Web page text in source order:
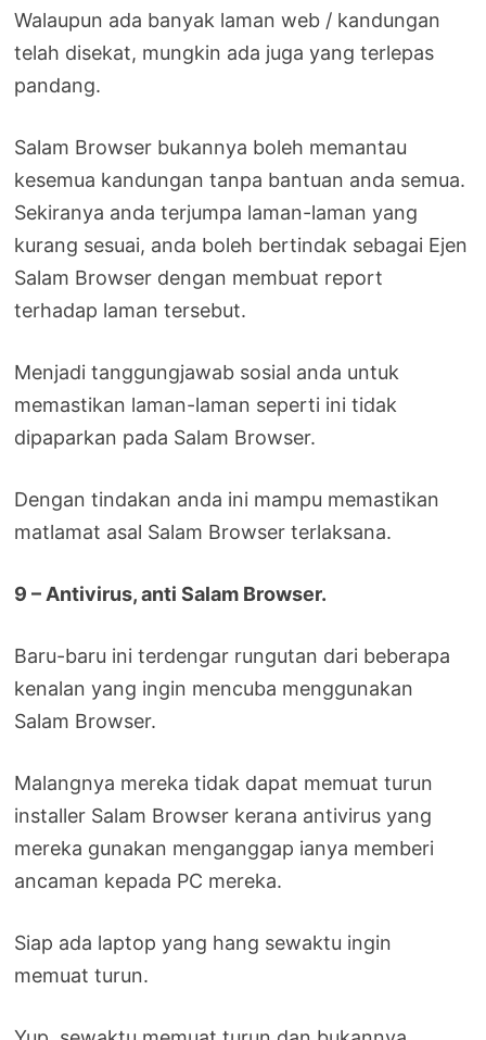
Walaupun ada banyak laman web / kandungan
telah disekat, mungkin ada juga yang terlepas
pandang.
Salam Browser bukannya boleh memantau
kesemua kandungan tanpa bantuan anda semua.
Sekiranya anda terjumpa laman-laman yang
kurang sesuai, anda boleh bertindak sebagai Ejen
Salam Browser dengan membuat report
terhadap laman tersebut.
Menjadi tanggungjawab sosial anda untuk
memastikan laman-laman seperti ini tidak
dipaparkan pada Salam Browser.
Dengan tindakan anda ini mampu memastikan
matlamat asal Salam Browser terlaksana.
9 – Antivirus, anti Salam Browser.
Baru-baru ini terdengar rungutan dari beberapa
kenalan yang ingin mencuba menggunakan
Salam Browser.
Malangnya mereka tidak dapat memuat turun
installer Salam Browser kerana antivirus yang
mereka gunakan menganggap ianya memberi
ancaman kepada PC mereka.
Siap ada laptop yang hang sewaktu ingin
memuat turun.